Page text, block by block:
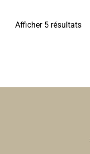
Afficher 5 résultats